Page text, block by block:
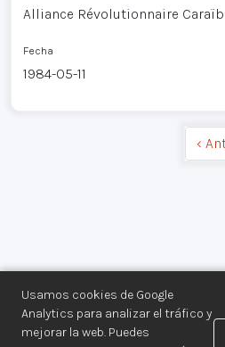
Usamos cookies de Google
Analytics para analizar el tráfico y
mejorar la web. Puedes
Alliance Révolutionnaire
Fecha
1984-05-11
‹
Centro de Documentación de los